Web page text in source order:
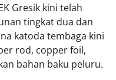
Gresik kini telah
tingkat dua dan
katoda tembaga kini
rod, copper foil,
bahan baku peluru.